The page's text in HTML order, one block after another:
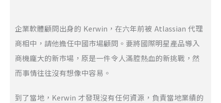
企業軟體顧問出身的 Kerwin，在六年前被 Atlassian 代理
商相中，請他擔任中國市場顧問。要將國際明星產品導入
商機龐大的新市場，原是一件令人滿腔熱血的新挑戰，然
而事情往往沒有想像中容易。
到了當地，Kerwin 才發現沒有任何資源，負責當地業績的